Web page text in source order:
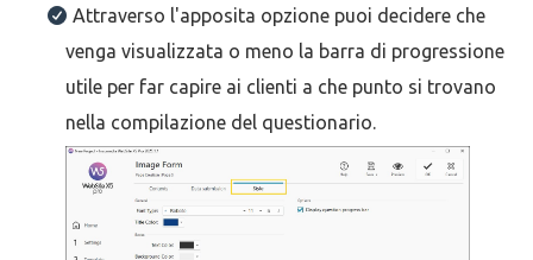
Attraverso l'apposita opzione puoi decidere che
venga visualizzata o meno la barra di progressione
utile per far capire ai clienti a che punto si trovano
nella compilazione del questionario.